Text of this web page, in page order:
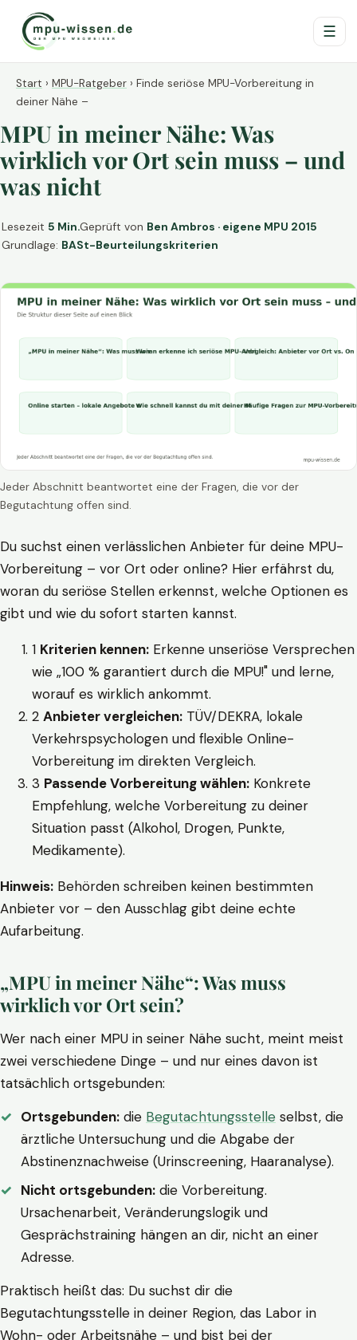
☰
Start › MPU-Ratgeber › Finde seriöse MPU-Vorbereitung in
deiner Nähe –
MPU in meiner Nähe: Was
wirklich vor Ort sein muss – und
was nicht
Lesezeit 5 Min.Geprüft von Ben Ambros · eigene MPU 2015
Grundlage: BASt-Beurteilungskriterien
Jeder Abschnitt beantwortet eine der Fragen, die vor der
Begutachtung offen sind.
Du suchst einen verlässlichen Anbieter für deine MPU-
Vorbereitung – vor Ort oder online? Hier erfährst du,
woran du seriöse Stellen erkennst, welche Optionen es
gibt und wie du sofort starten kannst.
1 Kriterien kennen: Erkenne unseriöse Versprechen
wie „100 % garantiert durch die MPU!" und lerne,
worauf es wirklich ankommt.
2 Anbieter vergleichen: TÜV/DEKRA, lokale
Verkehrspsychologen und flexible Online-
Vorbereitung im direkten Vergleich.
3 Passende Vorbereitung wählen: Konkrete
Empfehlung, welche Vorbereitung zu deiner
Situation passt (Alkohol, Drogen, Punkte,
Medikamente).
Hinweis: Behörden schreiben keinen bestimmten
Anbieter vor – den Ausschlag gibt deine echte
Aufarbeitung.
„MPU in meiner Nähe“: Was muss
wirklich vor Ort sein?
Wer nach einer MPU in seiner Nähe sucht, meint meist
zwei verschiedene Dinge – und nur eines davon ist
tatsächlich ortsgebunden:
Ortsgebunden: die Begutachtungsstelle selbst, die
ärztliche Untersuchung und die Abgabe der
Abstinenznachweise (Urinscreening, Haaranalyse).
Nicht ortsgebunden: die Vorbereitung.
Ursachenarbeit, Veränderungslogik und
Gesprächstraining hängen an dir, nicht an einer
Adresse.
Praktisch heißt das: Du suchst dir die
Begutachtungsstelle in deiner Region, das Labor in
Wohn- oder Arbeitsnähe – und bist bei der